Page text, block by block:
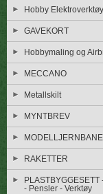
Hobby Elektroverktøy
GAVEKORT
Hobbymaling og
MECCANO
Metallskilt
MYNTBREV
MODELLJERNBANE
RAKETTER
PLASTBYGGESETT
- Pensler - Verktøy